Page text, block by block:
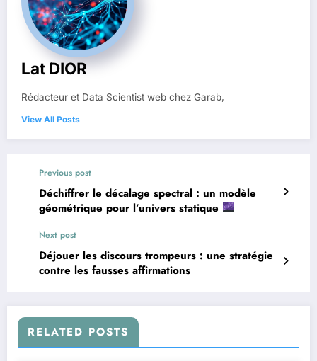
Lat DIOR
Rédacteur et Data Scientist web chez Garab,
View All Posts
Previous post
Déchiffrer le décalage spectral : un modèle
géométrique pour l’univers statique
Next post
Déjouer les discours trompeurs : une stratégie
contre les fausses affirmations
RELATED POSTS